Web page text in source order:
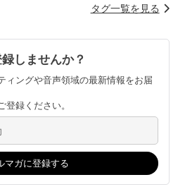
タグ一覧を見る
しませんか？
ィングや音声領域の最新情報をお届
登録ください。